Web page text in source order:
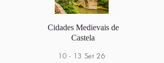
Cidades Medievais de
Castela
10 - 13 Set 26